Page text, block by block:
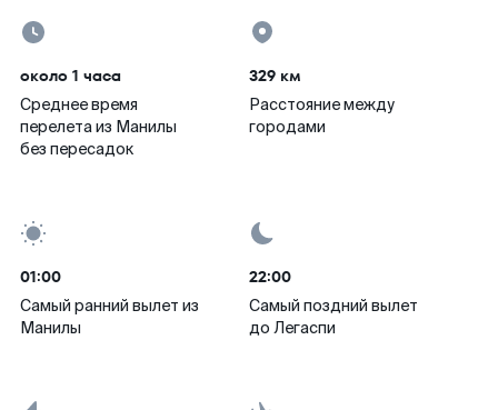
около 1 часа
Среднее время
перелета из Манилы
без пересадок
329 км
Расстояние между
городами
01:00
Самый ранний вылет из
Манилы
22:00
Самый поздний вылет
до Легаспи